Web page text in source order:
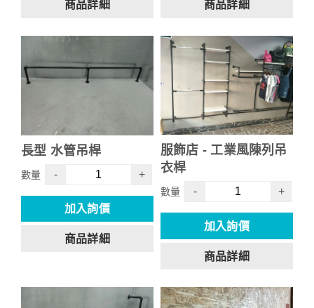
商品詳細 商品詳細
長型 水管吊桿
數量 - +
加入詢價
商品詳細
服飾店 - 工業風陳列吊
衣桿
數量 - +
加入詢價
商品詳細